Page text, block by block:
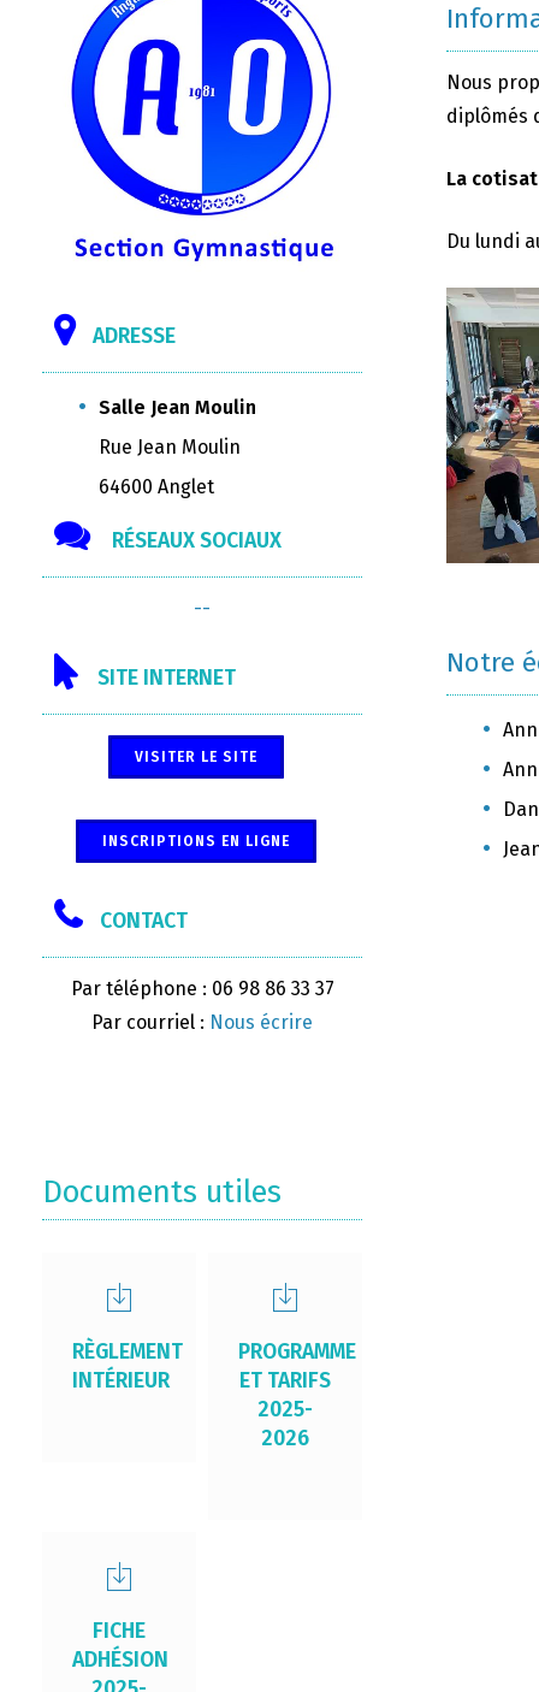
ADRESSE
Salle Jean Moulin
Rue Jean Moulin
64600 Anglet
RÉSEAUX SOCIAUX
--
SITE INTERNET
VISITER LE SITE
INSCRIPTIONS EN LIGNE
CONTACT
Par téléphone : 06 98 86 33 37
Par courriel : Nous écrire
Documents utiles
RÈGLEMENT
INTÉRIEUR
PROGRAMME
ET TARIFS
2025-
2026
FICHE
ADHÉSION
Nous
diplômés
La
Du lundi
Notre